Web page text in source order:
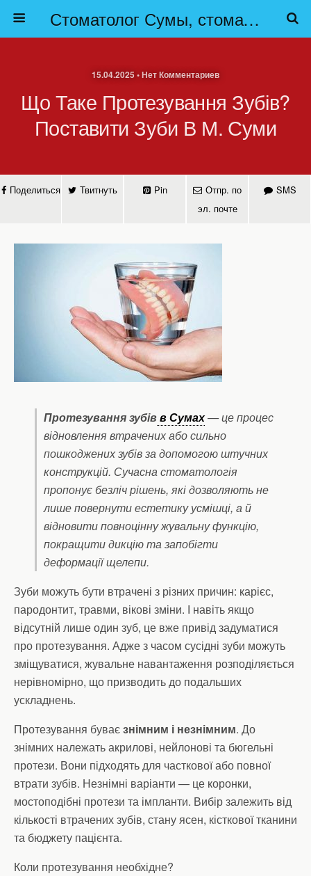
Стоматолог Сумы, стоматологические клиники Сумы, детская стоматология в Сумах. | Частная стоматология Сумы
15.04.2025 • Нет Комментариев
Що Таке Протезування Зубів?
Поставити Зуби В М. Суми
Поделиться Твитнуть Pin
Отпр. по
эл. почте
SMS
Протезування зубівв Сумах— це процес
відновлення втрачених або сильно
пошкоджених зубів за допомогою штучних
конструкцій. Сучасна стоматологія
пропонує безліч рішень, які дозволяють не
лише повернути естетику усмішці, а й
відновити повноцінну жувальну функцію,
покращити дикцію та запобігти
деформації щелепи.
Зуби можуть бути втрачені з різних причин: карієс,
пародонтит, травми, вікові зміни. І навіть якщо
відсутній лише один зуб, це вже привід задуматися
про протезування. Адже з часом сусідні зуби можуть
зміщуватися, жувальне навантаження розподіляється
нерівномірно, що призводить до подальших
ускладнень.
Протезування буваєзнімним і незнімним. До
знімних належать акрилові, нейлонові та бюгельні
протези. Вони підходять для часткової або повної
втрати зубів. Незнімні варіанти — це коронки,
мостоподібні протези та імпланти. Вибір залежить від
кількості втрачених зубів, стану ясен, кісткової тканини
та бюджету пацієнта.
Коли протезування необхідне?